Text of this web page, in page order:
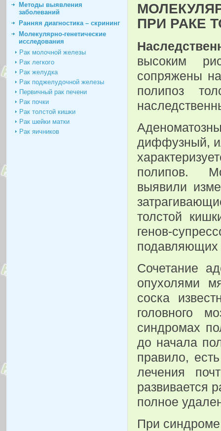
Методы выявления
заболеваний
Ранняя диагностика – скрининг
Молекулярно-генетические
исследования
Рак молочной железы
Рак легкого
Рак желудка
Рак поджелудочной железы
Первичный рак печени
Рак почки
Рак толстой кишки
Рак шейки матки
Рак яичников
ПРИ РАКЕ
высоким
сопряжены
полипоз
диффузный,
полипов.
выявили
толстой
генов-
подавляющих
Сочетание
опухолями
соска
головного
синдромах
до начала
правило,
лечения
развивается
полное
При